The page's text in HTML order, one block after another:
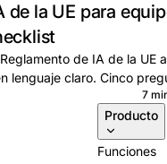
de la UE para
de IA de la UE
lenguaje claro. Cinco
de ATS.
7
Producto
Funciones